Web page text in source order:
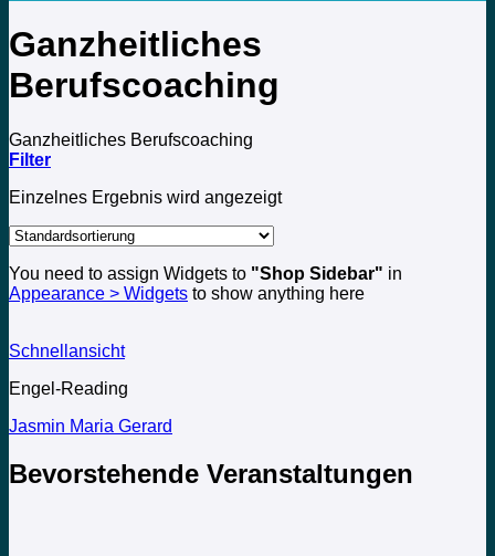
Ganzheitliches
Berufscoaching
Ganzheitliches Berufscoaching
Filter
Einzelnes Ergebnis wird angezeigt
You need to assign Widgets to "Shop Sidebar" in
Appearance > Widgets to show anything here
Schnellansicht
Engel-Reading
Jasmin Maria Gerard
Bevorstehende Veranstaltungen